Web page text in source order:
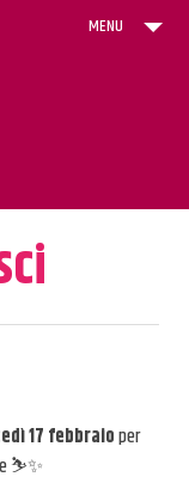
MENU
17 febbraioper
⛷️✨